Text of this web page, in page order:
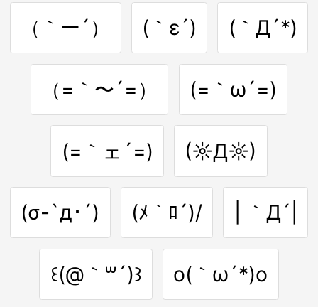
（｀ー´） (｀ε´) (｀Д´*)
（=｀〜´=） (=｀ω´=)
(=｀ェ´=) (☼Д☼)
(σ-`д･´) (ﾒ｀ﾛ´)/ | ｀Д´|
꒰(@｀꒳´)꒱ o(｀ω´*)o